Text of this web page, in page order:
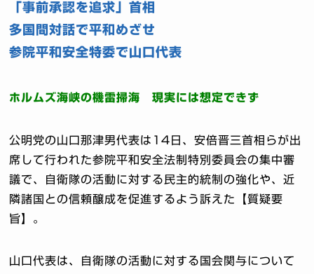
「事前承認を追求」首相
多国間対話で平和めざせ
参院平和安全特委で山口代表
ホルムズ海峡の機雷掃海 現実には想定できず
公明党の山口那津男代表は14日、安倍晋三首相らが出
席して行われた参院平和安全法制特別委員会の集中審
議で、自衛隊の活動に対する民主的統制の強化や、近
隣諸国との信頼醸成を促進するよう訴えた【質疑要
旨】。
山口代表は、自衛隊の活動に対する国会関与について